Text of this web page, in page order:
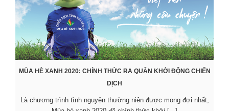
MÙA HÈ XANH 2020: CHÍNH THỨC RA QUÂN KHỞI ĐỘNG CHIẾN
DỊCH
Là chương trình tình nguyện thường niên được mong đợi nhất,